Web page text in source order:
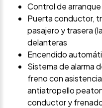
Control de
Puerta conductor,
pasajero y trasera
delanteras
Encendido
Sistema de alarma
freno con
antiatropello
conductor y